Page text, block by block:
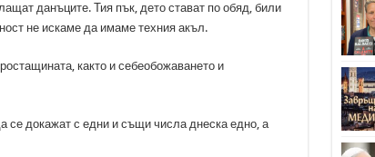
данъците. Тия пък, дето стават по обяд, били
не искаме да имаме техния акъл.
както и себеобожаването и
се докажат с едни и същи числа днеска едно, а